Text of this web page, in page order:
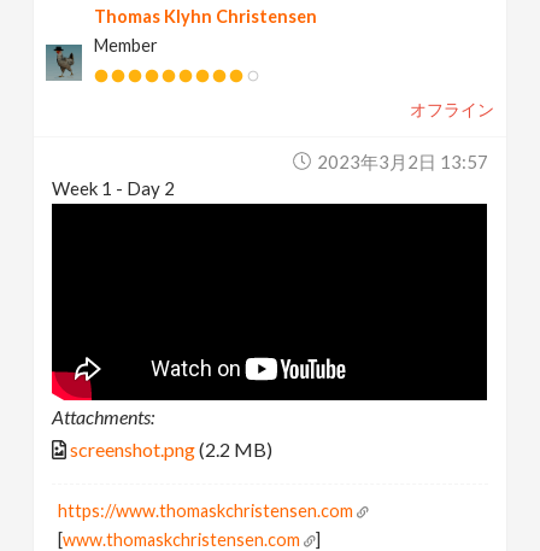
Thomas Klyhn Christensen
Member
オフライン
2023年3月2日 13:57
Week 1 - Day 2
Attachments:
screenshot.png(2.2 MB)
https://www.thomaskchristensen.com
[www.thomaskchristensen.com ]